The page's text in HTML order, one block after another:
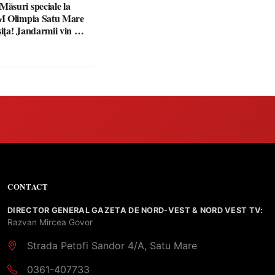
speciale la
Olimpia Satu Mare
Jandarmii vin cu
CONTACT
DIRECTOR GENERAL GAZETA DE NORD-VEST & NORD VEST TV:
Razvan Mircea Govor
Strada Petofi Sandor 4/A, Satu Mare
0361-407733